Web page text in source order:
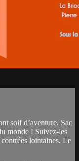
soif d’aventure. Sac
monde ! Suivez-les
lointaines. Le